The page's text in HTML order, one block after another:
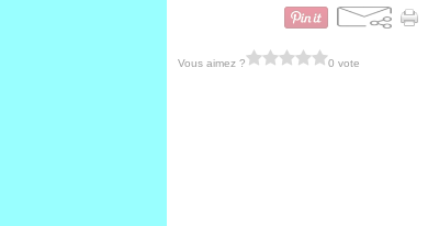
Vous aimez ? 0 vote